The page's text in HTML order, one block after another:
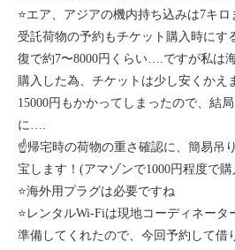
⭐️エア、アジアの機内持ち込みは7キロ
受託荷物の予約もチケット購入時にす
復で約7〜8000円くらい….ですが私は
購入した為、チケットは少し安くかえ
15000円もかかってしまったので、結
に….
☝️帰宅時の荷物の重さ確認に、簡易吊
宝します！(アマゾンで1000円程度で
⭐️海外用プラグは必要ですね
⭐️レンタルWi-Fiは現地コーディネー
準備してくれたので、今回予約して借